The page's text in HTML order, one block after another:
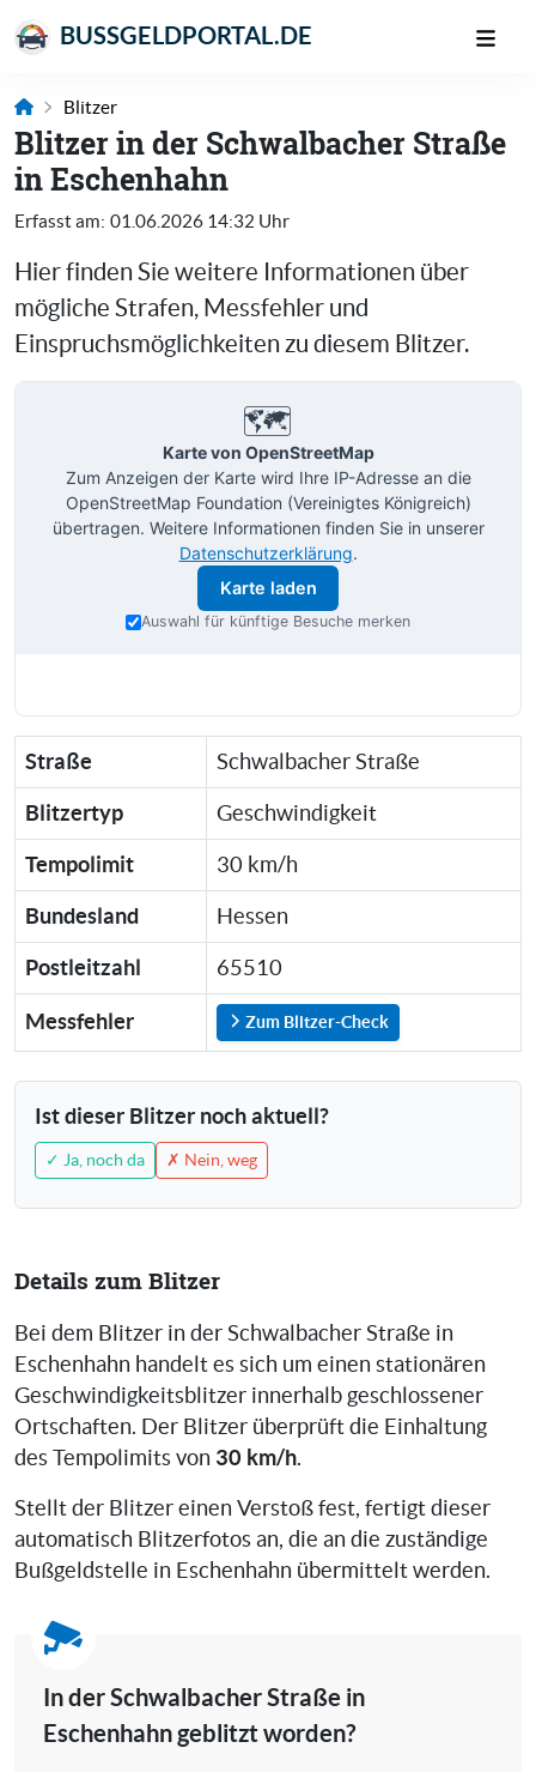
BUSSGELDPORTAL.DE
Blitzer
Blitzer in der Schwalbacher Straße
in Eschenhahn
Erfasst am: 01.06.2026 14:32 Uhr
Hier finden Sie weitere Informationen über
mögliche Strafen, Messfehler und
Einspruchsmöglichkeiten zu diesem Blitzer.
🗺️
Karte von OpenStreetMap
Zum Anzeigen der Karte wird Ihre IP-Adresse an die
OpenStreetMap Foundation (Vereinigtes Königreich)
übertragen. Weitere Informationen finden Sie in unserer
Datenschutzerklärung.
Karte laden
Auswahl für künftige Besuche merken
Straße Schwalbacher Straße
Blitzertyp Geschwindigkeit
Tempolimit 30 km/h
Bundesland Hessen
Postleitzahl 65510
Messfehler Zum Blitzer-Check
Ist dieser Blitzer noch aktuell?
✓ Ja, noch da ✗ Nein, weg
Details zum Blitzer
Bei dem Blitzer in der Schwalbacher Straße in
Eschenhahn handelt es sich um einen stationären
Geschwindigkeitsblitzer innerhalb geschlossener
Ortschaften. Der Blitzer überprüft die Einhaltung
des Tempolimits von 30 km/h.
Stellt der Blitzer einen Verstoß fest, fertigt dieser
automatisch Blitzerfotos an, die an die zuständige
Bußgeldstelle in Eschenhahn übermittelt werden.
In der Schwalbacher Straße in
Eschenhahn geblitzt worden?